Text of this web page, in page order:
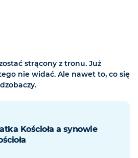
strącony z tronu. Już
nie widać. Ale nawet to, co się
Kościoła a synowie